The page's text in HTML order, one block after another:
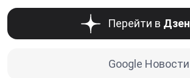
Перейти в Дзен
Google Новости